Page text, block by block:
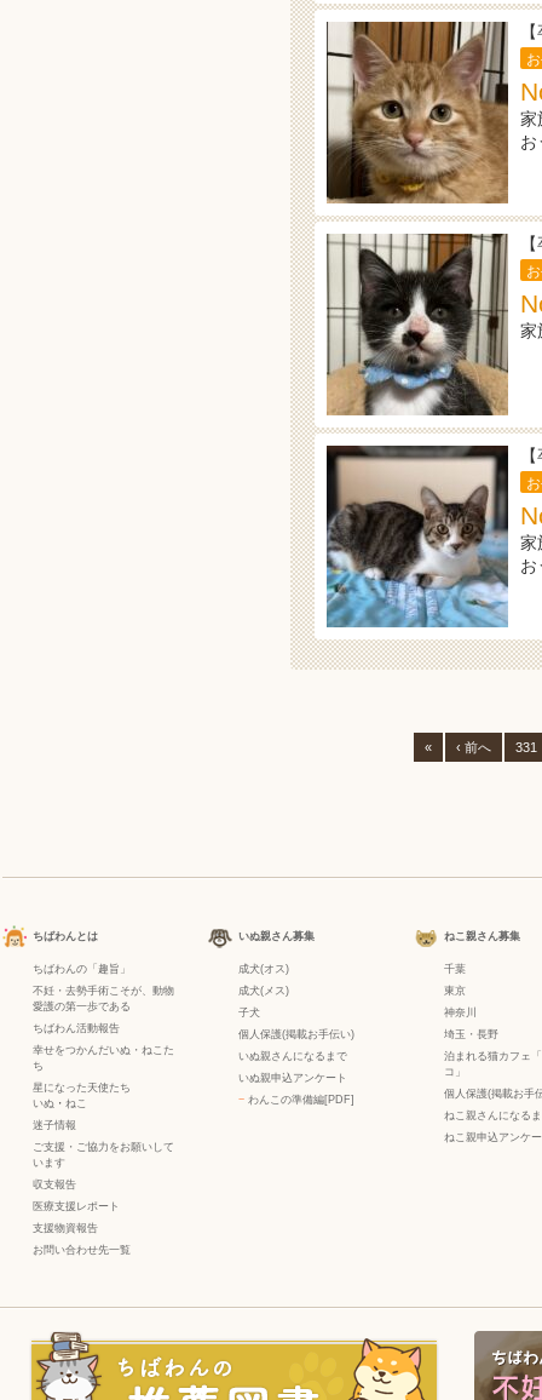
家
お
家
家
お
« ‹ 前へ 331
ちばわんとは
ちばわんの「趣旨」
不妊・去勢手術こそが、動物
愛護の第一歩である
ちばわん活動報告
幸せをつかんだいぬ・ねこた
ち
星になった天使たち
いぬ ・ ねこ
迷子情報
ご支援・ご協力をお願いして
います
収支報告
医療支援レポート
支援物資報告
お問い合わせ先一覧
いぬ親さん募集
成犬(オス)
成犬(メス)
子犬
個人保護(掲載お手伝い)
いぬ親さんになるまで
いぬ親申込アンケート
− わんこの準備編[PDF]
ねこ親さん募集
千葉
東京
神奈川
埼玉・長野
泊まれる猫カフェ
コ」
個人保護(掲載お手
ねこ親さんになる
ねこ親申込アンケ